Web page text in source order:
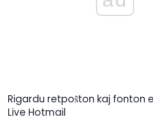
Rigardu retpoŝton kaj fonton
Live Hotmail